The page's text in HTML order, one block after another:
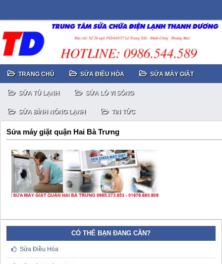
TRANG CHỦ SỬA ĐIỀU HÒA SỬA MÁY GIẶT
SỬA TỦ LẠNH SỬA LÒ VI SÓNG
SỬA BÌNH NÓNG LẠNH TIN TỨC
Sửa máy giặt quận Hai Bà Trưng
CÓ THỂ BẠN ĐANG CẦN?
Sửa Điều Hòa